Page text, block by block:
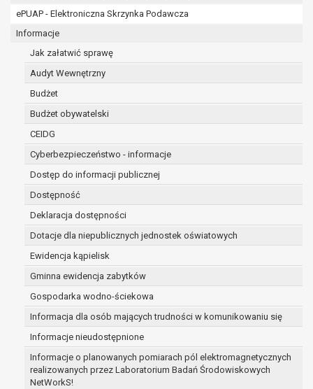
ePUAP - Elektroniczna Skrzynka Podawcza
Informacje
Jak załatwić sprawę
Audyt Wewnętrzny
Budżet
Budżet obywatelski
CEIDG
Cyberbezpieczeństwo - informacje
Dostęp do informacji publicznej
Dostępność
Deklaracja dostępności
Dotacje dla niepublicznych jednostek oświatowych
Ewidencja kąpielisk
Gminna ewidencja zabytków
Gospodarka wodno-ściekowa
Informacja dla osób mających trudności w komunikowaniu się
Informacje nieudostępnione
Informacje o planowanych pomiarach pól elektromagnetycznych
realizowanych przez Laboratorium Badań Środowiskowych
NetWorkS!
RODO;
prawo do żądania sprostowania danych na
prawo do żądania usunięcia danych osobowych
zapomnianym) na podstawie art. 17 RODO, w
osoba, której dane dotyczą, wniosła
osobowych,
osoba, której dane dotyczą wycofała zgodę
osobowych, która jest podstawą
podstawy prawnej przetwarzania danych,
dane osobowe przetwarzane są niezgodnie
dane osobowe muszą być usunięte w celu
wynikającego z przepisów prawa;
prawo do żądania ograniczenia przetwarzania
art. 18 RODO, w przypadku gdy:
osoba, której dane dotyczą kwestionuje
na okres pozwalający administratorowi
danych,
przetwarzanie danych jest niezgodne z
dotyczą, sprzeciwia się usunięciu danych,
administrator nie potrzebuje już danych dla
dane dotyczą, potrzebuje ich do ustalenia,